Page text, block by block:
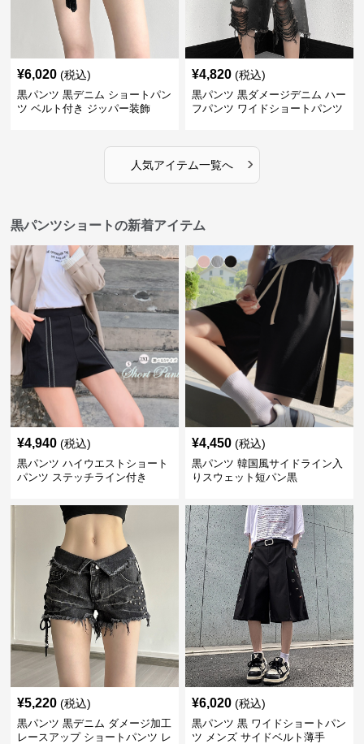
¥6,020 (税込)
黒パンツ 黒デニム ショートパン
ツ ベルト付き ジッパー装飾
¥4,820 (税込)
黒パンツ 黒ダメージデニム ハー
フパンツ ワイドショートパンツ
人気アイテム一覧へ ›
黒パンツショートの新着アイテム
¥4,940 (税込)
黒パンツ ハイウエストショート
パンツ ステッチライン付き
¥4,450 (税込)
黒パンツ 韓国風サイドライン入
りスウェット短パン黒
¥5,220 (税込)
黒パンツ 黒デニム ダメージ加工
レースアップ ショートパンツ レ
¥6,020 (税込)
黒パンツ 黒 ワイドショートパン
ツ メンズ サイドベルト薄手